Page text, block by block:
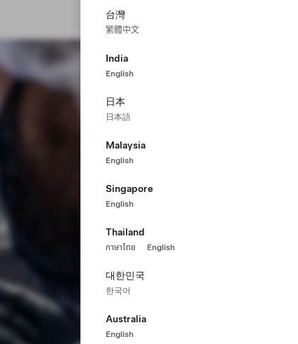
台灣
繁體中文
India
English
日本
日本語
Malaysia
English
Singapore
English
Thailand
ภาษาไทย English
대한민국
한국어
Australia
English